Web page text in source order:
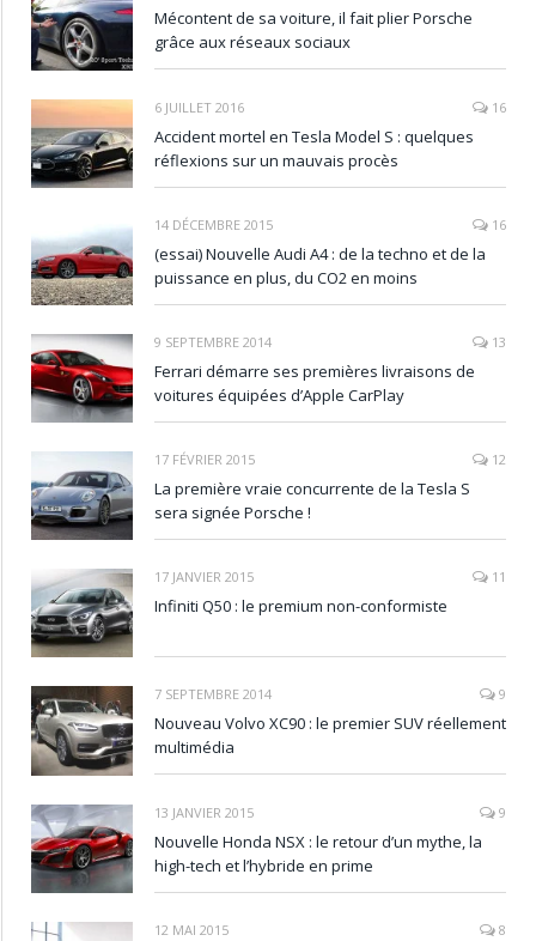
Mécontent de sa voiture, il fait plier Porsche
grâce aux réseaux sociaux
6 JUILLET 2016 16
Accident mortel en Tesla Model S : quelques
réflexions sur un mauvais procès
14 DÉCEMBRE 2015 16
(essai) Nouvelle Audi A4 : de la techno et de la
puissance en plus, du CO2 en moins
9 SEPTEMBRE 2014 13
Ferrari démarre ses premières livraisons de
voitures équipées d’Apple CarPlay
17 FÉVRIER 2015 12
La première vraie concurrente de la Tesla S
sera signée Porsche !
17 JANVIER 2015 11
Infiniti Q50 : le premium non-conformiste
7 SEPTEMBRE 2014 9
Nouveau Volvo XC90 : le premier SUV réellement
multimédia
13 JANVIER 2015 9
Nouvelle Honda NSX : le retour d’un mythe, la
high-tech et l’hybride en prime
12 MAI 2015 8